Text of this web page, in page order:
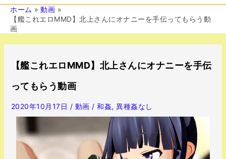
ホーム
動画
【艦これエロMMD】北上さんにオナニーを手伝ってもらう動
画
【艦これエロMMD】北上さんにオナニーを手伝
ってもらう動画
2020年10月17日 / 動画 /和姦,異種姦なし
稿
ナ
ビ
ゲ
ー
シ
ン